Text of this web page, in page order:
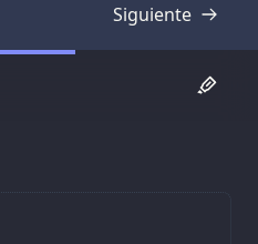
Siguiente
Transcripción